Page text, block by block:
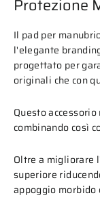
Protezione
Il pad per
l'elegante
progettato per
originali che con
Questo
combinando così
Oltre a migliorare
superiore
appoggio morbido